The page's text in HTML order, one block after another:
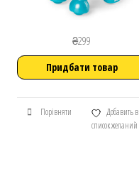
₴299
Придбати товар
Порівняти
Добавить в
список желаний